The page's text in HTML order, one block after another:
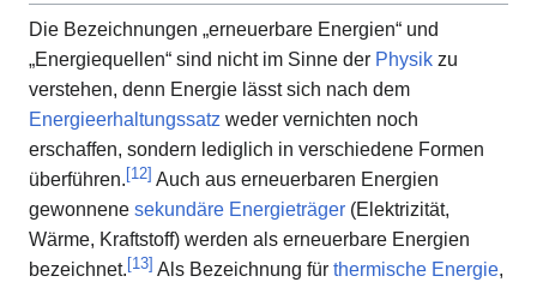
Die Bezeichnungen „erneuerbare Energien“ und
„Energiequellen“ sind nicht im Sinne der Physik zu
verstehen, denn Energie lässt sich nach dem
Energieerhaltungssatz weder vernichten noch
erschaffen, sondern lediglich in verschiedene Formen
überführen. [12] Auch aus erneuerbaren Energien
gewonnene sekundäre Energieträger (Elektrizität,
Wärme, Kraftstoff) werden als erneuerbare Energien
bezeichnet. [13] Als Bezeichnung für thermische Energie,